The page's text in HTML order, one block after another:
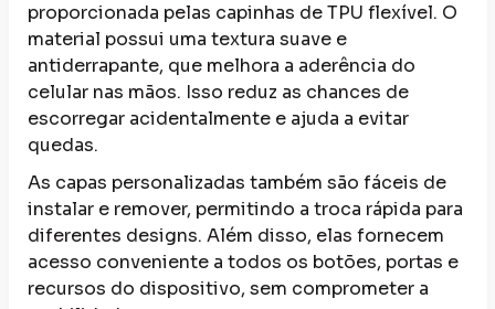
proporcionada pelas capinhas de TPU flexível. O
material possui uma textura suave e
antiderrapante, que melhora a aderência do
celular nas mãos. Isso reduz as chances de
escorregar acidentalmente e ajuda a evitar
quedas.
As capas personalizadas também são fáceis de
instalar e remover, permitindo a troca rápida para
diferentes designs. Além disso, elas fornecem
acesso conveniente a todos os botões, portas e
recursos do dispositivo, sem comprometer a